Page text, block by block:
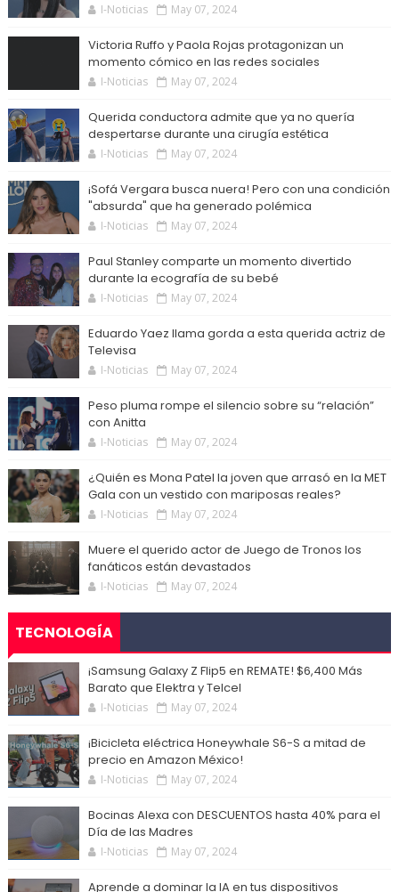
I-Noticias May 07, 2024
Victoria Ruffo y Paola Rojas protagonizan un
momento cómico en las redes sociales
I-Noticias May 07, 2024
Querida conductora admite que ya no quería
despertarse durante una cirugía estética
I-Noticias May 07, 2024
¡Sofá Vergara busca nuera! Pero con una condición
"absurda" que ha generado polémica
I-Noticias May 07, 2024
Paul Stanley comparte un momento divertido
durante la ecografía de su bebé
I-Noticias May 07, 2024
Eduardo Yaez llama gorda a esta querida actriz de
Televisa
I-Noticias May 07, 2024
Peso pluma rompe el silencio sobre su “relación”
con Anitta
I-Noticias May 07, 2024
¿Quién es Mona Patel la joven que arrasó en la MET
Gala con un vestido con mariposas reales?
I-Noticias May 07, 2024
Muere el querido actor de Juego de Tronos los
fanáticos están devastados
I-Noticias May 07, 2024
TECNOLOGÍA
¡Samsung Galaxy Z Flip5 en REMATE! $6,400 Más
Barato que Elektra y Telcel
I-Noticias May 07, 2024
¡Bicicleta eléctrica Honeywhale S6-S a mitad de
precio en Amazon México!
I-Noticias May 07, 2024
Bocinas Alexa con DESCUENTOS hasta 40% para el
Día de las Madres
I-Noticias May 07, 2024
Aprende a dominar la IA en tus dispositivos